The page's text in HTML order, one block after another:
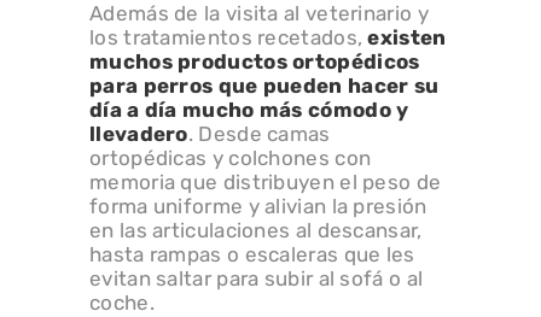
Además de la visita al veterinario y
los tratamientos recetados,existen
muchos productos ortopédicos
para perros que pueden hacer su
día a día mucho más cómodo y
llevadero. Desde camas
ortopédicas y colchones con
memoria que distribuyen el peso de
forma uniforme y alivian la presión
en las articulaciones al descansar,
hasta rampas o escaleras que les
evitan saltar para subir al sofá o al
coche.